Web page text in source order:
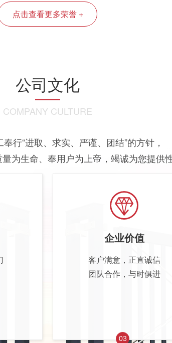
点击查看更多荣誉 +
公司文化
COMPANY CULTURE
行“进取、求实、严谨、团结”的方针，
为生命、奉用户为上帝，竭诚为您提供
企业价值
客户满意，正直诚信
团队合作，与时俱进
03